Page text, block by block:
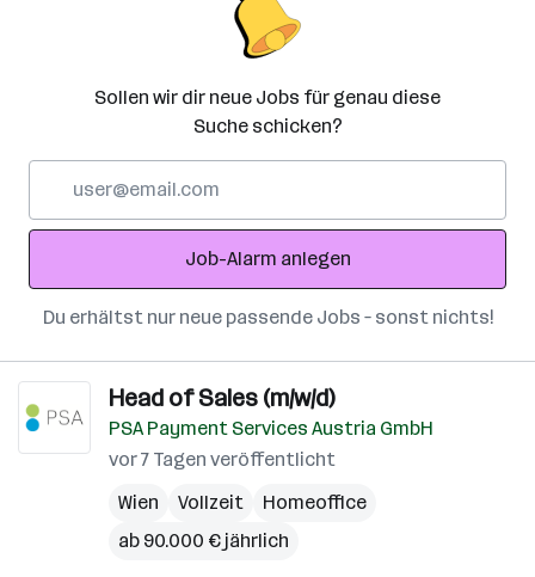
Sollen wir dir neue Jobs für genau diese
Suche schicken?
Adresse
Job-Alarm anlegen
Du erhältst nur neue passende Jobs – sonst nichts!
Head of Sales (m/w/d)
PSA Payment Services Austria GmbH
vor 7 Tagen veröffentlicht
Wien
Vollzeit
Homeoffice
ab 90.000 € jährlich